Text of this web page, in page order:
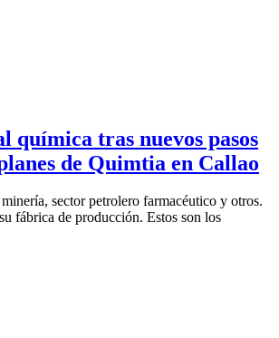
química tras nuevos pasos
de Quimtia en Callao
sector petrolero farmacéutico y otros.
fábrica de producción. Estos son los